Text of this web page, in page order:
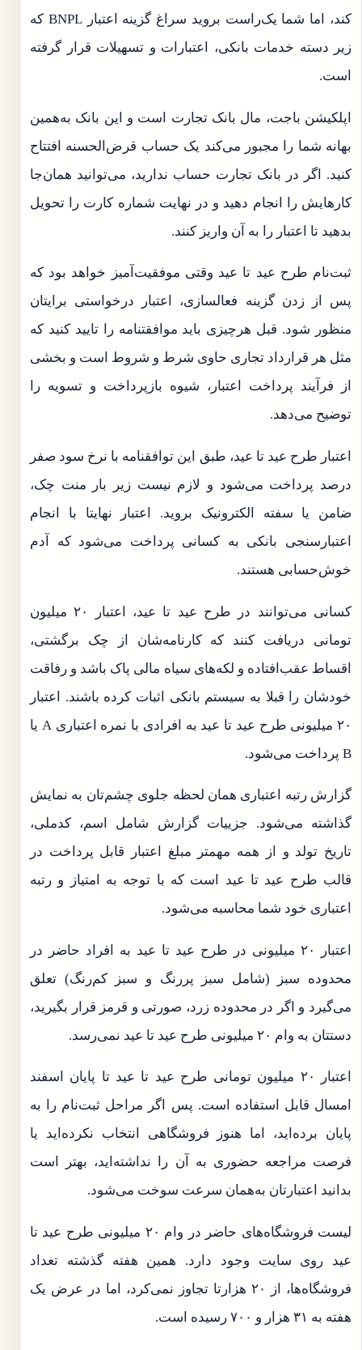
کند، اما شما یک‌راست بروید سراغ گزینه اعتبار BNPL که
زیر دسته خدمات بانکی، اعتبارات و تسهیلات قرار گرفته
است.
اپلکیشن باجت، مال بانک تجارت است و این بانک به‌همین
بهانه شما را مجبور می‌کند یک حساب قرض‌الحسنه افتتاح
کنید. اگر در بانک تجارت حساب ندارید، می‌توانید همان‌جا
کارهایش را انجام دهید و در نهایت شماره کارت را تحویل
بدهید تا اعتبار را به آن واریز کنند.
ثبت‌نام طرح عید تا عید وقتی موفقیت‌آمیز خواهد بود که
پس از زدن گزینه فعالسازی، اعتبار درخواستی برایتان
منظور شود. قبل هرچیزی باید موافقتنامه را تایید کنید که
مثل هر قرارداد تجاری حاوی شرط و شروط است و بخشی
از فرآیند پرداخت اعتبار، شیوه بازپرداخت و تسویه را
توضیح می‌دهد.
اعتبار طرح عید تا عید، طبق این توافقنامه با نرخ سود صفر
درصد پرداخت می‌شود و لازم نیست زیر بار منت چک،
ضامن یا سفته الکترونیک بروید. اعتبار نهایتا با انجام
اعتبارسنجی بانکی به کسانی پرداخت می‌شود که آدم
خوش‌حسابی هستند.
کسانی می‌توانند در طرح عید تا عید، اعتبار ۲۰ میلیون
تومانی دریافت کنند که کارنامه‌شان از چک برگشتی،
اقساط عقب‌افتاده و لکه‌های سیاه مالی پاک باشد و رفاقت
خودشان را قبلا به سیستم بانکی اثبات کرده باشند. اعتبار
۲۰ میلیونی طرح عید تا عید به افرادی با نمره اعتباری A یا
B پرداخت می‌شود.
گزارش رتبه اعتباری همان لحظه جلوی چشم‌تان به نمایش
گذاشته می‌شود. جزییات گزارش شامل اسم، کدملی،
تاریخ تولد و از همه مهمتر مبلغ اعتبار قابل پرداخت در
قالب طرح عید تا عید است که با توجه به امتیاز و رتبه
اعتباری خود شما محاسبه می‌شود.
اعتبار ۲۰ میلیونی در طرح عید تا عید به افراد حاضر در
محدوده سبز (شامل سبز پررنگ و سبز کم‌رنگ) تعلق
می‌گیرد و اگر در محدوده زرد، صورتی و قرمز قرار بگیرید،
دستتان به وام ۲۰ میلیونی طرح عید تا عید نمی‌رسد.
اعتبار ۲۰ میلیون تومانی طرح عید تا عید تا پایان اسفند
امسال قابل استفاده است. پس اگر مراحل ثبت‌نام را به
پایان برده‌اید، اما هنوز فروشگاهی انتخاب نکرده‌اید یا
فرصت مراجعه حضوری به آن را نداشته‌اید، بهتر است
بدانید اعتبارتان به‌همان سرعت سوخت می‌شود.
لیست فروشگاه‌های حاضر در وام ۲۰ میلیونی طرح عید تا
عید روی سایت وجود دارد. همین هفته گذشته تعداد
فروشگاه‌ها، از ۲۰ هزارتا تجاوز نمی‌کرد، اما در عرض یک
هفته به ۳۱ هزار و ۷۰۰ رسیده است.